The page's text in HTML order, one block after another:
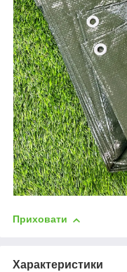
Приховати
Характеристики